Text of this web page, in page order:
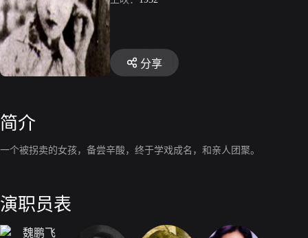
分享
简介
一个被拐卖的女孩，备尝辛酸，终于学戏成名，和亲人团聚。
演职员表